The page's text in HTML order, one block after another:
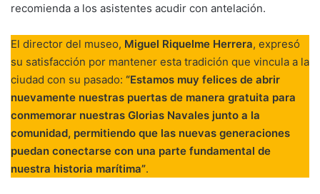
recomienda a los asistentes acudir con antelación.
El director del museo, Miguel Riquelme Herrera, expresó
su satisfacción por mantener esta tradición que vincula a la
ciudad con su pasado: “Estamos muy felices de abrir
nuevamente nuestras puertas de manera gratuita para
conmemorar nuestras Glorias Navales junto a la
comunidad, permitiendo que las nuevas generaciones
puedan conectarse con una parte fundamental de
nuestra historia marítima”.